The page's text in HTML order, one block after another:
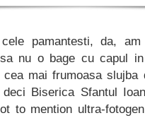
pamantesti, da, am
nu o bage cu capul
mai frumoasa slujba
Biserica Sfantul
to mention ultra-